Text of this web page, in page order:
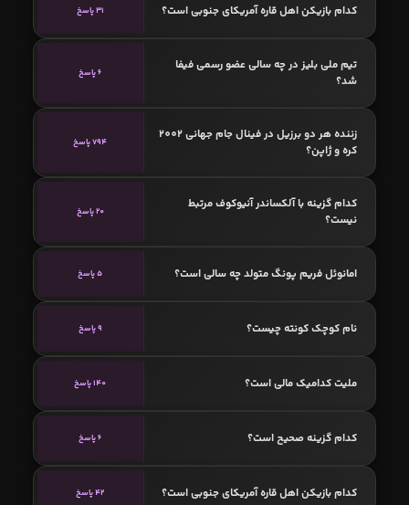
کدام بازیکن اهل قاره آمریکای جنوبی است؟ 31 پاسخ
تیم ملی بلیز در چه سالی عضو رسمی فیفا
شد؟
6 پاسخ
زننده هر دو برزیل در فینال جام جهانی 2002
کره و ژاپن؟
794 پاسخ
کدام گزینه با آلکساندر آنیوکوف مرتبط
نیست؟
20 پاسخ
امانوئل فریم پونگ متولد چه سالی است؟ 5 پاسخ
نام کوچک کونته چیست؟ 9 پاسخ
ملیت کدامیک مالی است؟ 140 پاسخ
کدام گزینه صحیح است؟ 6 پاسخ
کدام بازیکن اهل قاره آمریکای جنوبی است؟ 42 پاسخ